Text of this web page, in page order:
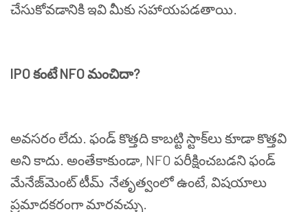
చేసుకోవడానికిఇవిమీకుసహాయపడతాయి.
IPOకంటేNFOమంచిదా?
అవసరంలేదు. ఫండ్ కొత్తదికాబట్టిస్టాక్లుకూడాకొత్తవి
అనికాదు. అంతేకాకుండా, NFO పరీక్షించబడనిఫండ్
మేనేజ్మెంట్టీమ్ నేతృత్వంలోఉంటే, విషయాలు
ప్రమాదకరంగామారవచ్చు.